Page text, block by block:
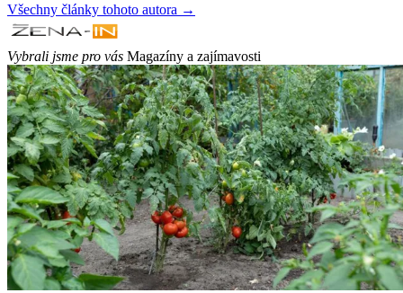
Všechny články tohoto autora →
Vybrali jsme pro vás Magazíny a zajímavosti